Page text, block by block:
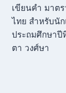
เขียนคำ มาต
ไทย สำหรับนั
ประถมศึกษาปี
ตา วงศ์ษา